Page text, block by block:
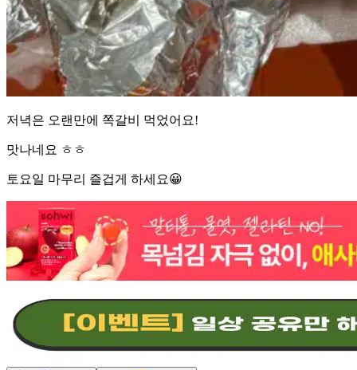
저녁은 오랜만에 쪽갈비 먹었어요!
맛나네요 ㅎㅎ
토요일 마무리 즐겁게 하세요😀